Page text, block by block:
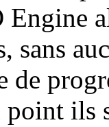
Engine
sans
de
point ils